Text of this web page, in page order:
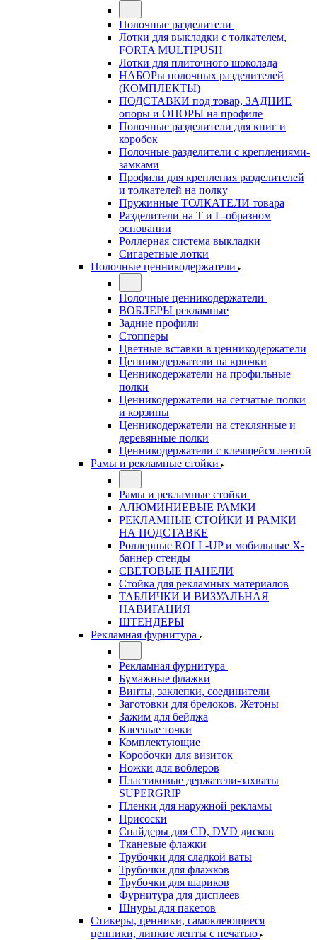
Полочные разделители
Лотки для выкладки с толкателем,
FORTA MULTIPUSH
Лотки для плиточного шоколада
НАБОРы полочных разделителей
(КОМПЛЕКТЫ)
ПОДСТАВКИ под товар, ЗАДНИЕ
опоры и ОПОРЫ на профиле
Полочные разделители для книг и
коробок
Полочные разделители с креплениями-
замками
Профили для крепления разделителей
и толкателей на полку
Пружинные ТОЛКАТЕЛИ товара
Разделители на Т и L-образном
основании
Роллерная система выкладки
Сигаретные лотки
Полочные ценникодержатели
Полочные ценникодержатели
ВОБЛЕРЫ рекламные
Задние профили
Стопперы
Цветные вставки в ценникодержатели
Ценникодержатели на крючки
Ценникодержатели на профильные
полки
Ценникодержатели на сетчатые полки
и корзины
Ценникодержатели на стеклянные и
деревянные полки
Ценникодержатели с клеящейся лентой
Рамы и рекламные стойки
Рамы и рекламные стойки
АЛЮМИНИЕВЫЕ РАМКИ
РЕКЛАМНЫЕ СТОЙКИ И РАМКИ
НА ПОДСТАВКЕ
Роллерные ROLL-UP и мобильные X-
баннер стенды
СВЕТОВЫЕ ПАНЕЛИ
Стойка для рекламных материалов
ТАБЛИЧКИ И ВИЗУАЛЬНАЯ
НАВИГАЦИЯ
ШТЕНДЕРЫ
Рекламная фурнитура
Рекламная фурнитура
Бумажные флажки
Винты, заклепки, соединители
Заготовки для брелоков. Жетоны
Зажим для бейджа
Клеевые точки
Комплектующие
Коробочки для визиток
Ножки для воблеров
Пластиковые держатели-захваты
SUPERGRIP
Пленки для наружной рекламы
Присоски
Спайдеры для CD, DVD дисков
Тканевые флажки
Трубочки для сладкой ваты
Трубочки для флажков
Трубочки для шариков
Фурнитура для дисплеев
Шнуры для пакетов
Стикеры, ценники, самоклеющиеся
ценники, липкие ленты с печатью